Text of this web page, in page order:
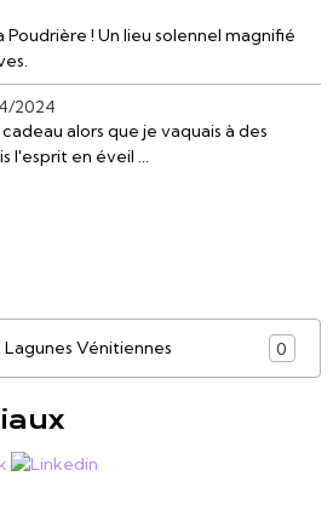
! Un lieu solennel magnifié
2024
alors que je vaquais à des
l'esprit en éveil ...
Lagunes Vénitiennes 0